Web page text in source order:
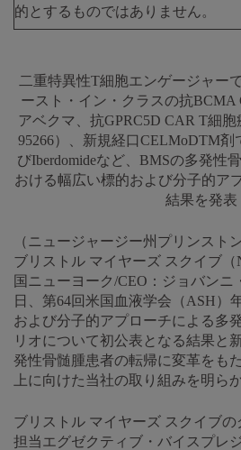
的とするものではありません。
二重特異性T細胞エンゲージャー
ースト・イン・クラスの抗BCMA
アベクマ、抗GPRC5D CAR T細胞
95266）、新規経口CELMoDTM剤
びIberdomideなど、BMSの多発性
おける幅広い標的および分子的ア
結果を発表
（ニュージャージー州プリンスト
ブリストル マイヤーズ スクイブ
国ニューヨーク/CEO：ジョバンニ
日、第64回米国血液学会（ASH）
および分子的アプローチによる多
リオについて初公表となる結果と
発性骨髄腫患者の転帰に変革をも
上に向けた当社の取り組みを明ら
ブリストル マイヤーズ スクイブ
担当エグゼクティブ・バイスプレ